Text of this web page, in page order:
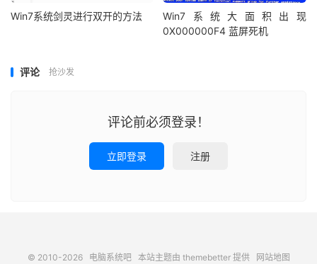
Win7系统剑灵进行双开的方法
Win7系统大面积出现
0X000000F4 蓝屏死机
评论 抢沙发
评论前必须登录！
立即登录 注册
© 2010-2026 电脑系统吧本站主题由 themebetter提供 网站地图